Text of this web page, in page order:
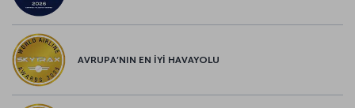
AVRUPA’NIN EN İYİ HAVAYOLU